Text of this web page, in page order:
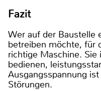
Fazit
Wer auf der Baustelle
betreiben möchte, für
richtige Maschine.
bedienen,
Ausgangsspannung
Störungen.